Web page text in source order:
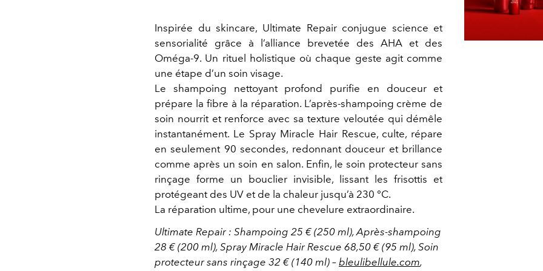
Inspirée du skincare, Ultimate Repair conjugue science et
sensorialité grâce à l’alliance brevetée des AHA et des
Oméga‑9. Un rituel holistique où chaque geste agit comme
une étape d’un soin visage.
Le shampoing nettoyant profond purifie en douceur et
prépare la fibre à la réparation. L’après‑shampoing crème de
soin nourrit et renforce avec sa texture veloutée qui démêle
instantanément. Le Spray Miracle Hair Rescue, culte, répare
en seulement 90 secondes, redonnant douceur et brillance
comme après un soin en salon. Enfin, le soin protecteur sans
rinçage forme un bouclier invisible, lissant les frisottis et
protégeant des UV et de la chaleur jusqu’à 230 °C.
La réparation ultime, pour une chevelure extraordinaire.
Ultimate Repair : Shampoing 25 € (250 ml), Après‑shampoing
28 € (200 ml), Spray Miracle Hair Rescue 68,50 € (95 ml), Soin
protecteur sans rinçage 32 € (140 ml) – bleulibellule.com,